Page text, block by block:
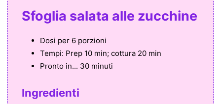
Sfoglia salata alle zucchine
Dosi per 6 porzioni
Tempi: Prep 10 min; cottura 20 min
Pronto in... 30 minuti
Ingredienti